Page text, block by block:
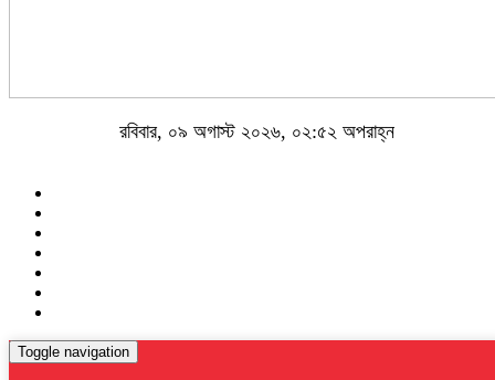
রবিবার, ০৯ অগাস্ট ২০২৬, ০২:৫২ অপরাহ্ন
Toggle navigation